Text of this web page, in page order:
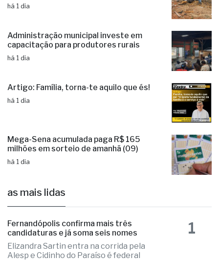
há 1 dia
Administração municipal investe em
capacitação para produtores rurais
há 1 dia
Artigo: Família, torna-te aquilo que és!
há 1 dia
Mega-Sena acumulada paga R$ 165
milhões em sorteio de amanhã (09)
há 1 dia
as mais lidas
Fernandópolis confirma mais três
candidaturas e já soma seis nomes
Elizandra Sartin entra na corrida pela
Alesp e Cidinho do Paraíso é federal
1